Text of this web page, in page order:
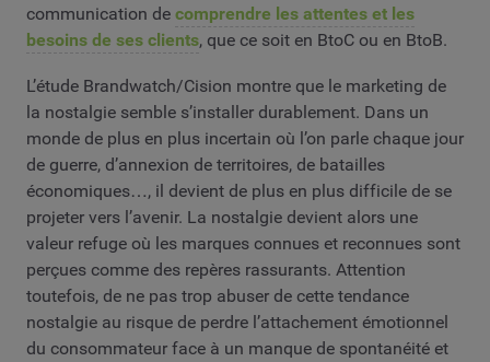
communication de comprendre les attentes et les
besoins de ses clients, que ce soit en BtoC ou en BtoB.
L’étude Brandwatch/Cision montre que le marketing de
la nostalgie semble s’installer durablement. Dans un
monde de plus en plus incertain où l’on parle chaque jour
de guerre, d’annexion de territoires, de batailles
économiques…, il devient de plus en plus difficile de se
projeter vers l’avenir. La nostalgie devient alors une
valeur refuge où les marques connues et reconnues sont
perçues comme des repères rassurants. Attention
toutefois, de ne pas trop abuser de cette tendance
nostalgie au risque de perdre l’attachement émotionnel
du consommateur face à un manque de spontanéité et